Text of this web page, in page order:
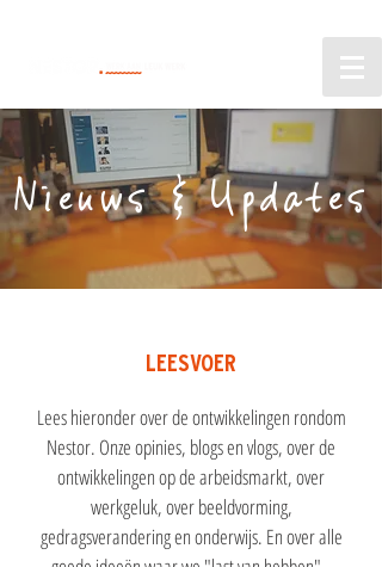
Nieuws & Updates
LEESVOER
Lees hieronder over de ontwikkelingen rondom
Nestor. Onze opinies, blogs en vlogs, over de
ontwikkelingen op de arbeidsmarkt, over
werkgeluk, over beeldvorming,
gedragsverandering en onderwijs. En over alle